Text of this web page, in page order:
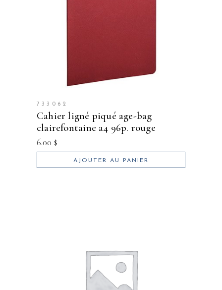
733062
cahier ligné piqué age-bag
clairefontaine a4 96p. rouge
6.00 $
AJOUTER AU PANIER